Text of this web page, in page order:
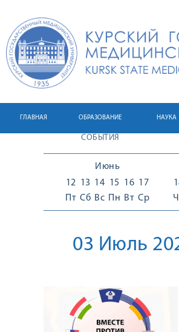
ГЛАВНАЯ ОБРАЗОВАНИЕ НАУКА
СОБЫТИЯ
Июнь
12
Пт
13
Сб
14
Вс
15
Пн
16
Вт
17
Ср
03 Июль